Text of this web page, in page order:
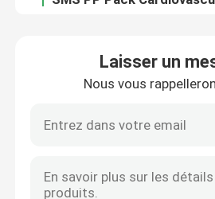
Nous contacter
Les affaires
Laisser un
Nous vous